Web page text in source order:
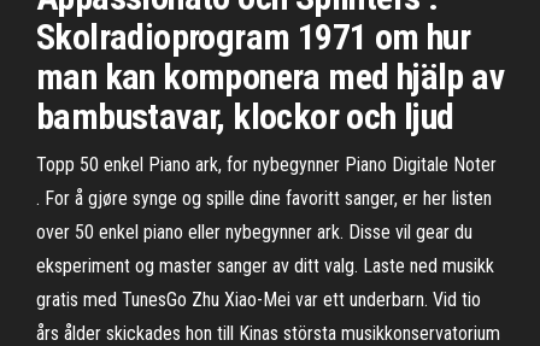
Skolradioprogram 1971 om hur
man kan komponera med hjälp av
bambustavar, klockor och ljud
Topp 50 enkel Piano ark, for nybegynner Piano Digitale Noter
. For å gjøre synge og spille dine favoritt sanger, er her listen
over 50 enkel piano eller nybegynner ark. Disse vil gear du
eksperiment og master sanger av ditt valg. Laste ned musikk
gratis med TunesGo Zhu Xiao-Mei var ett underbarn. Vid tio
års ålder skickades hon till Kinas största musikkonservatorium